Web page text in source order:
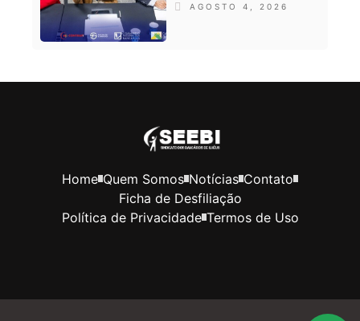
AGOSTO 4, 2026
Home Quem Somos Notícias Contato
Ficha de Desfiliação
Política de Privacidade Termos de Uso